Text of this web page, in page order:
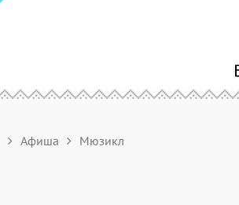
Афиша Мюзикл